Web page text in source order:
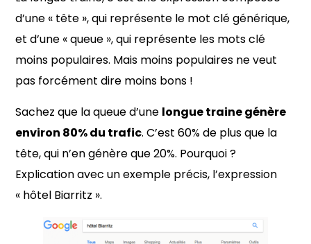
d’une « tête », qui représente le mot clé générique,
et d’une « queue », qui représente les mots clé
moins populaires. Mais moins populaires ne veut
pas forcément dire moins bons !
Sachez que la queue d’une longue traine génère
environ 80% du trafic. C’est 60% de plus que la
tête, qui n’en génère que 20%. Pourquoi ?
Explication avec un exemple précis, l’expression
« hôtel Biarritz ».